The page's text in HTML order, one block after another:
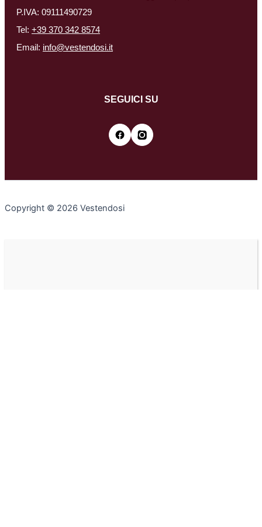
P.IVA: 09111490729
Tel: +39 370 342 8574
Email: info@vestendosi.it
SEGUICI SU
Copyright © 2026 Vestendosi